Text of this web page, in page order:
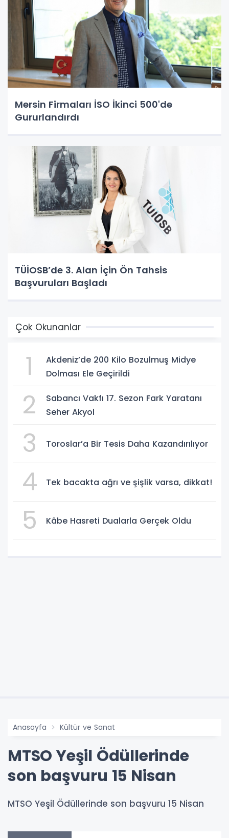
Mersin Firmaları İSO İkinci 500'de
Gururlandırdı
TÜİOSB’de 3. Alan İçin Ön Tahsis
Başvuruları Başladı
Çok Okunanlar
1
Akdeniz’de 200 Kilo Bozulmuş Midye
Dolması Ele Geçirildi
2
Sabancı Vakfı 17. Sezon Fark Yaratanı
Seher Akyol
3 Toroslar’a Bir Tesis Daha Kazandırılıyor
4 Tek bacakta ağrı ve şişlik varsa, dikkat!
5 Kâbe Hasreti Dualarla Gerçek Oldu
Anasayfa Kültür ve Sanat
MTSO Yeşil Ödüllerinde
son başvuru 15 Nisan
MTSO Yeşil Ödüllerinde son başvuru 15 Nisan